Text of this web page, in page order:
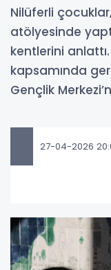
Nilüferli
atölyesinde
kentlerini
kapsamında
Gençlik
27-04-2026